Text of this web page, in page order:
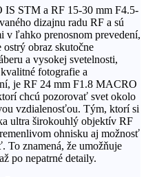
STM a RF 15-30 mm F4.5-
dizajnu radu RF a sú
v ľahko prenosnom prevedení,
obraz skutočne
a vysokej svetelnosti,
fotografie a
je RF 24 mm F1.8 MACRO
chcú pozorovať svet okolo
vzdialenosťou. Tým, ktorí si
ultra širokouhlý objektív RF
ohnisku aj možnosť
To znamená, že umožňuje
po nepatrné detaily.